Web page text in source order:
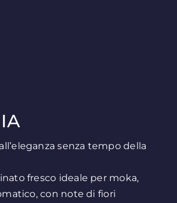
all’eleganza senza tempo della
fresco ideale per moka,
con note di fiori